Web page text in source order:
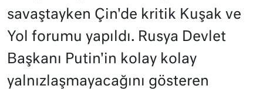
savaştayken Çin'de kritik Kuşak ve
Yol forumu yapıldı. Rusya Devlet
Başkanı Putin'in kolay kolay
yalnızlaşmayacağını gösteren